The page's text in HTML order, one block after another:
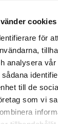
cookies
för
analysera
till de
som vi
19